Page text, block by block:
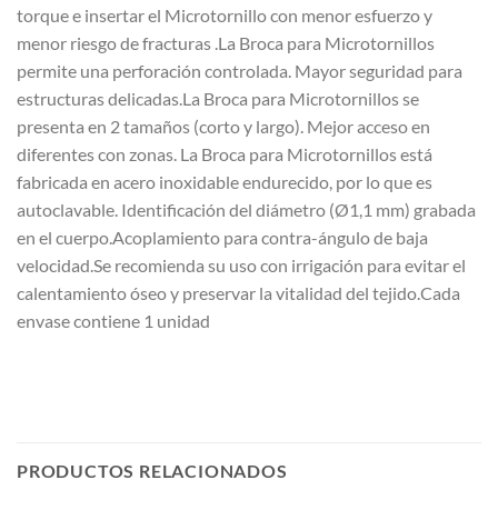
torque e insertar el Microtornillo con menor esfuerzo y
menor riesgo de fracturas .La Broca para Microtornillos
permite una perforación controlada. Mayor seguridad para
estructuras delicadas.La Broca para Microtornillos se
presenta en 2 tamaños (corto y largo). Mejor acceso en
diferentes con zonas. La Broca para Microtornillos está
fabricada en acero inoxidable endurecido, por lo que es
autoclavable. Identificación del diámetro (Ø1,1 mm) grabada
en el cuerpo.Acoplamiento para contra-ángulo de baja
velocidad.Se recomienda su uso con irrigación para evitar el
calentamiento óseo y preservar la vitalidad del tejido.Cada
envase contiene 1 unidad
PRODUCTOS RELACIONADOS